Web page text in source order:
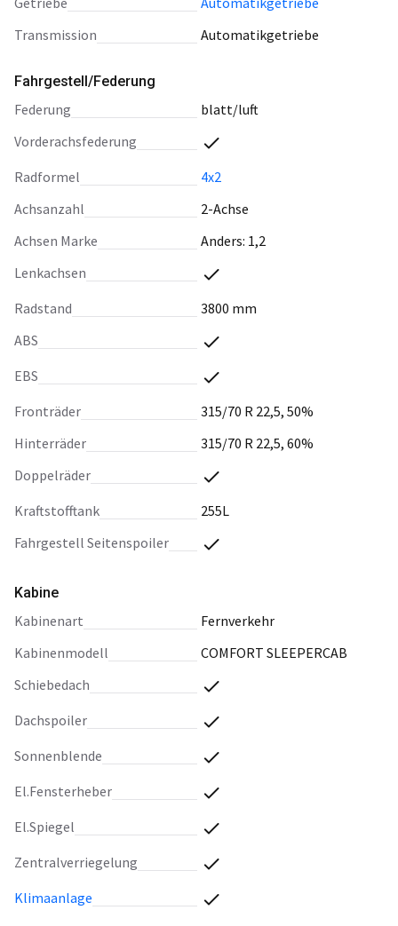
Transmission
Automatikgetriebe
Fahrgestell/Federung
Federung
blatt/luft
Vorderachsfederung
Radformel
4x2
Achsanzahl
2-Achse
Achsen Marke
Anders: 1,2
Lenkachsen
Radstand
3800 mm
ABS
EBS
Fronträder
315/70 R 22,5, 50%
Hinterräder
315/70 R 22,5, 60%
Doppelräder
Kraftstofftank
255L
Fahrgestell Seitenspoiler
Kabine
Kabinenart
Fernverkehr
Kabinenmodell
COMFORT SLEEPERCAB
Schiebedach
Dachspoiler
Sonnenblende
El.Fensterheber
El.Spiegel
Zentralverriegelung
Klimaanlage